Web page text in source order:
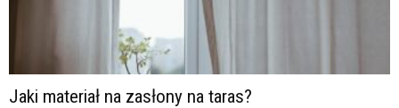
Jaki materiał na zasłony na taras?